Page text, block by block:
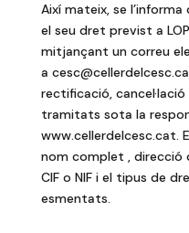
Així mateix, se
el seu dret previst a
mitjançant un correu
a
rectificació,
tramitats sota la
www.cellerdelcesc.cat.
nom complet , direcció
CIF o NIF i el tipus de
esmentats.